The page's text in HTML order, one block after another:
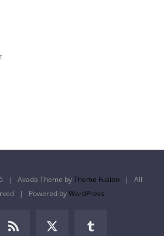
| Avada Theme byTheme Fusion | All
| Powered byWordPress
Rss X Tumblr